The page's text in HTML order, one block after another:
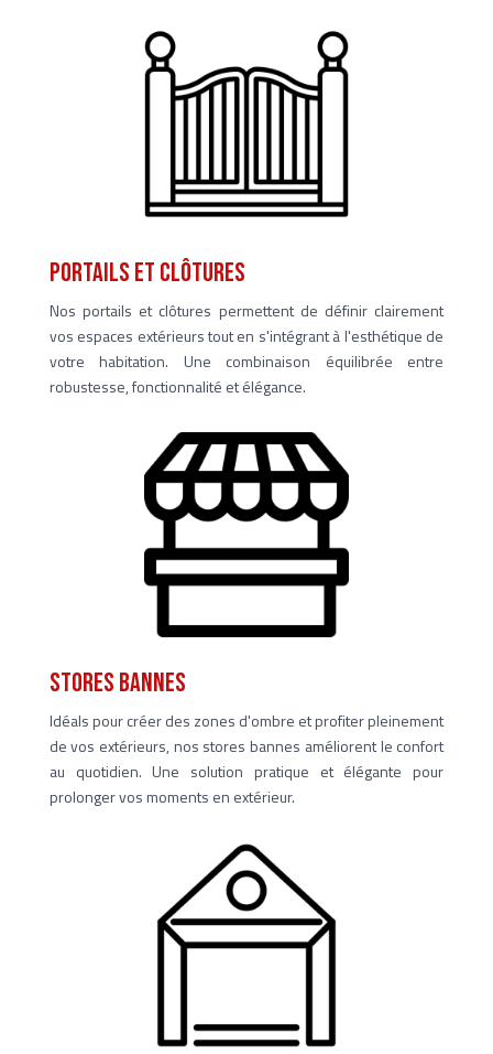
portails et clôtures
Nos portails et clôtures permettent de définir clairement
vos espaces extérieurs tout en s'intégrant à l'esthétique de
votre habitation. Une combinaison équilibrée entre
robustesse, fonctionnalité et élégance.
stores bannes
Idéals pour créer des zones d'ombre et profiter pleinement
de vos extérieurs, nos stores bannes améliorent le confort
au quotidien. Une solution pratique et élégante pour
prolonger vos moments en extérieur.